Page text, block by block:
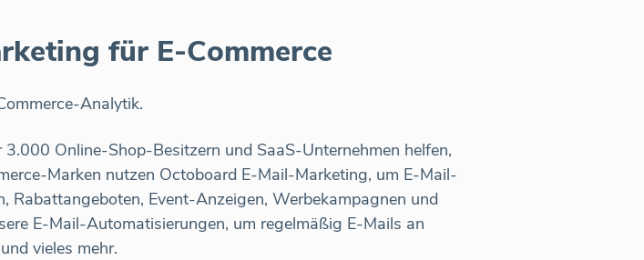
für E-Commerce
Analytik.
Online-Shop-Besitzern und SaaS-Unternehmen helfen,
Marken nutzen Octoboard E-Mail-Marketing, um E-Mail-
Rabattangeboten, Event-Anzeigen, Werbekampagnen und
E-Mail-Automatisierungen, um regelmäßig E-Mails an
vieles mehr.